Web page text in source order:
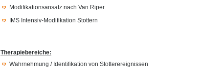
Modifikationsansatz nach Van Riper
IMS Intensiv-Modifikation Stottern
Therapiebereiche:
Wahrnehmung / Identifikation von Stotterereignissen